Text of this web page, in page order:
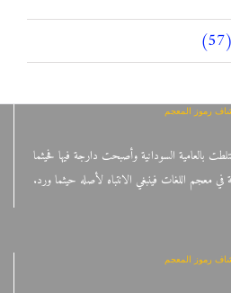
رموز المعجم
بالعامية السودانية وأصبحت دارجة فيها فحيثما
معجم اللغات فينبغي الانتباه لأصله حيثما ورد.
رموز المعجم